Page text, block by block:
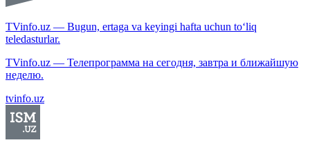
TVinfo.uz — Bugun, ertaga va keyingi hafta uchun to‘liq
teledasturlar.
TVinfo.uz — Телепрограмма на сегодня, завтра и ближайшую
неделю.
tvinfo.uz